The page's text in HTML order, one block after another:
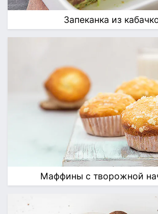
Запеканка из
Маффины с творожной